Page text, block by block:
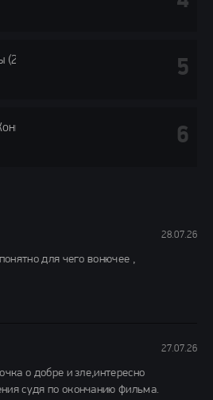
(2024)
Новая империя (2024)
28.07.26
для чего вонючее ,
27.07.26
о добре и зле,интересно
судя по окончанию фильма.